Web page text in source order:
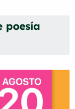
poesía